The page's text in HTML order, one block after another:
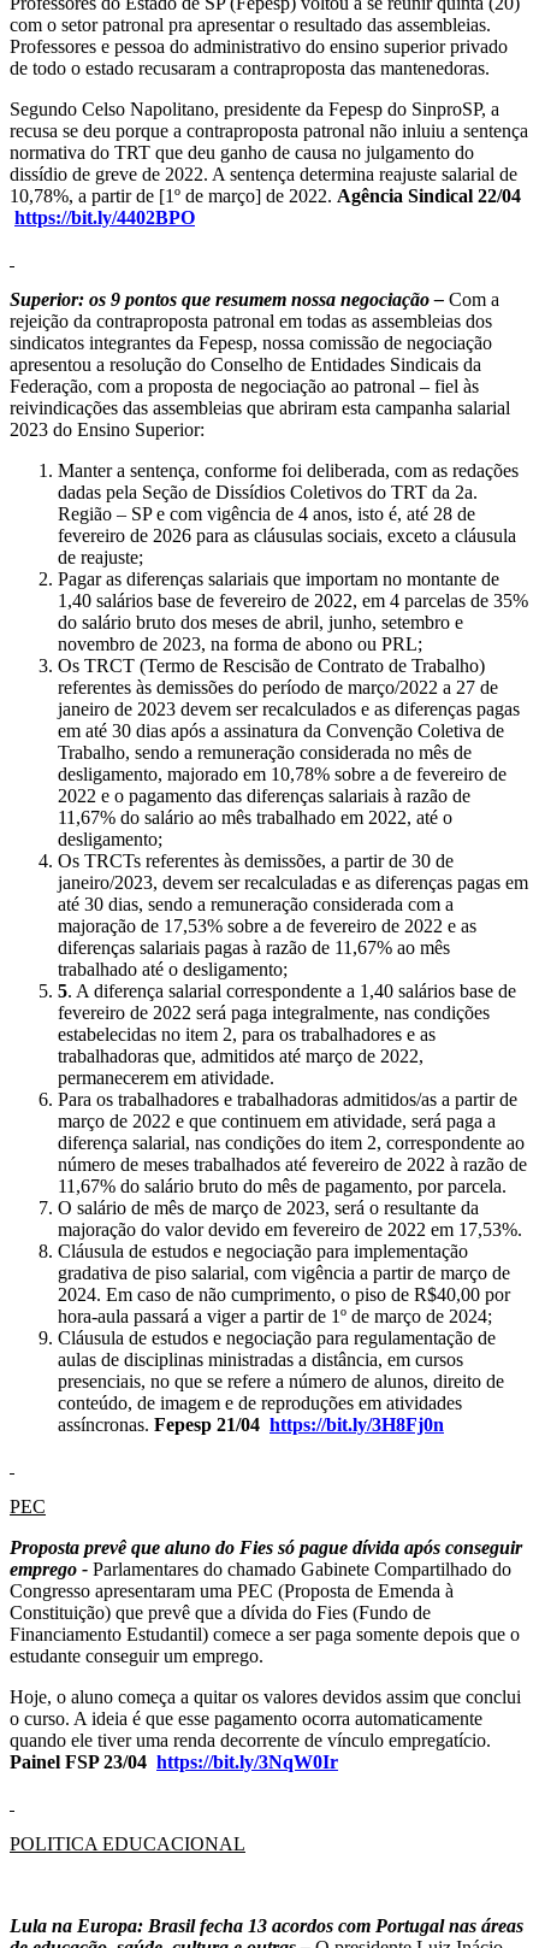
com o setor patronal pra apresentar o resultado das assembleias.
Professores e pessoa do administrativo do ensino superior privado
de todo o estado recusaram a contraproposta das mantenedoras.
Segundo Celso Napolitano, presidente da Fepesp do SinproSP, a
recusa se deu porque a contraproposta patronal não inluiu a sentença
normativa do TRT que deu ganho de causa no julgamento do
dissídio de greve de 2022. A sentença determina reajuste salarial de
10,78%, a partir de [1º de março] de 2022. Agência Sindical 22/04
https://bit.ly/4402BPO
Superior: os 9 pontos que resumem nossa negociação – Com a
rejeição da contraproposta patronal em todas as assembleias dos
sindicatos integrantes da Fepesp, nossa comissão de negociação
apresentou a resolução do Conselho de Entidades Sindicais da
Federação, com a proposta de negociação ao patronal – fiel às
reivindicações das assembleias que abriram esta campanha salarial
2023 do Ensino Superior:
Manter a sentença, conforme foi deliberada, com as redações
dadas pela Seção de Dissídios Coletivos do TRT da 2a.
Região – SP e com vigência de 4 anos, isto é, até 28 de
fevereiro de 2026 para as cláusulas sociais, exceto a cláusula
de reajuste;
Pagar as diferenças salariais que importam no montante de
1,40 salários base de fevereiro de 2022, em 4 parcelas de 35%
do salário bruto dos meses de abril, junho, setembro e
novembro de 2023, na forma de abono ou PRL;
Os TRCT (Termo de Rescisão de Contrato de Trabalho)
referentes às demissões do período de março/2022 a 27 de
janeiro de 2023 devem ser recalculados e as diferenças pagas
em até 30 dias após a assinatura da Convenção Coletiva de
Trabalho, sendo a remuneração considerada no mês de
desligamento, majorado em 10,78% sobre a de fevereiro de
2022 e o pagamento das diferenças salariais à razão de
11,67% do salário ao mês trabalhado em 2022, até o
desligamento;
Os TRCTs referentes às demissões, a partir de 30 de
janeiro/2023, devem ser recalculadas e as diferenças pagas em
até 30 dias, sendo a remuneração considerada com a
majoração de 17,53% sobre a de fevereiro de 2022 e as
diferenças salariais pagas à razão de 11,67% ao mês
trabalhado até o desligamento;
5. A diferença salarial correspondente a 1,40 salários base de
fevereiro de 2022 será paga integralmente, nas condições
estabelecidas no item 2, para os trabalhadores e as
trabalhadoras que, admitidos até março de 2022,
permanecerem em atividade.
Para os trabalhadores e trabalhadoras admitidos/as a partir de
março de 2022 e que continuem em atividade, será paga a
diferença salarial, nas condições do item 2, correspondente ao
número de meses trabalhados até fevereiro de 2022 à razão de
11,67% do salário bruto do mês de pagamento, por parcela.
O salário de mês de março de 2023, será o resultante da
majoração do valor devido em fevereiro de 2022 em 17,53%.
Cláusula de estudos e negociação para implementação
gradativa de piso salarial, com vigência a partir de março de
2024. Em caso de não cumprimento, o piso de R$40,00 por
hora-aula passará a viger a partir de 1º de março de 2024;
Cláusula de estudos e negociação para regulamentação de
aulas de disciplinas ministradas a distância, em cursos
presenciais, no que se refere a número de alunos, direito de
conteúdo, de imagem e de reproduções em atividades
assíncronas. Fepesp 21/04 https://bit.ly/3H8Fj0n
PEC
Proposta prevê que aluno do Fies só pague dívida após conseguir
emprego - Parlamentares do chamado Gabinete Compartilhado do
Congresso apresentaram uma PEC (Proposta de Emenda à
Constituição) que prevê que a dívida do Fies (Fundo de
Financiamento Estudantil) comece a ser paga somente depois que o
estudante conseguir um emprego.
Hoje, o aluno começa a quitar os valores devidos assim que conclui
o curso. A ideia é que esse pagamento ocorra automaticamente
quando ele tiver uma renda decorrente de vínculo empregatício.
Painel FSP 23/04 https://bit.ly/3NqW0Ir
POLITICA EDUCACIONAL
Lula na Europa: Brasil fecha 13 acordos com Portugal nas áreas